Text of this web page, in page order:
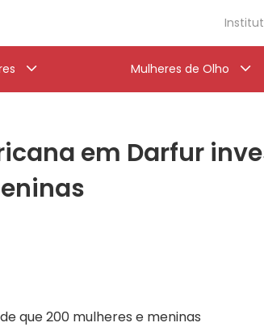
Mulheres de Olho
em Darfur
que 200 mulheres e meninas